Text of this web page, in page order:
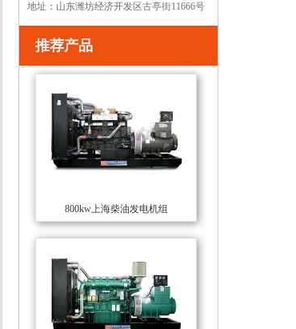
地址：山东潍坊经济开发区古亭街11666号
推荐产品
800kw上海柴油发电机组